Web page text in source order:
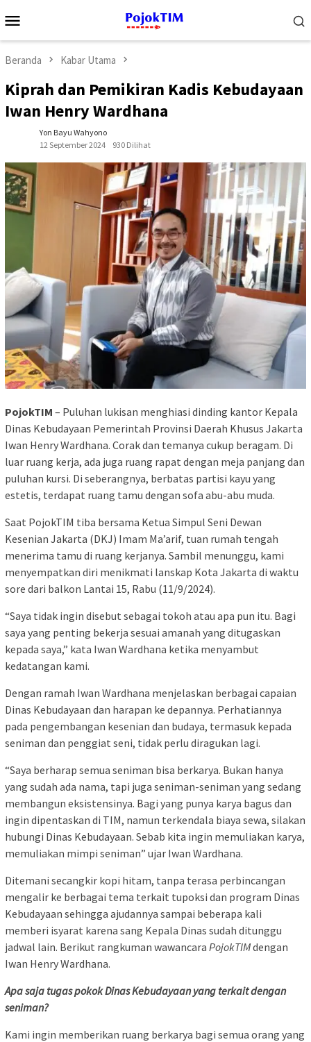
ke
Mobile
Beranda Kabar Utama
Kiprah dan Pemikiran Kadis Kebudayaan
Iwan Henry Wardhana
Yon Bayu Wahyono
12 September 2024
930 Dilihat
PojokTIM – Puluhan lukisan menghiasi dinding kantor Kepala
Dinas Kebudayaan Pemerintah Provinsi Daerah Khusus Jakarta
Iwan Henry Wardhana. Corak dan temanya cukup beragam. Di
luar ruang kerja, ada juga ruang rapat dengan meja panjang dan
puluhan kursi. Di seberangnya, berbatas partisi kayu yang
estetis, terdapat ruang tamu dengan sofa abu-abu muda.
Saat PojokTIM tiba bersama Ketua Simpul Seni Dewan
Kesenian Jakarta (DKJ) Imam Ma’arif, tuan rumah tengah
menerima tamu di ruang kerjanya. Sambil menunggu, kami
menyempatkan diri menikmati lanskap Kota Jakarta di waktu
sore dari balkon Lantai 15, Rabu (11/9/2024).
“Saya tidak ingin disebut sebagai tokoh atau apa pun itu. Bagi
saya yang penting bekerja sesuai amanah yang ditugaskan
kepada saya,” kata Iwan Wardhana ketika menyambut
kedatangan kami.
Dengan ramah Iwan Wardhana menjelaskan berbagai capaian
Dinas Kebudayaan dan harapan ke depannya. Perhatiannya
pada pengembangan kesenian dan budaya, termasuk kepada
seniman dan penggiat seni, tidak perlu diragukan lagi.
“Saya berharap semua seniman bisa berkarya. Bukan hanya
yang sudah ada nama, tapi juga seniman-seniman yang sedang
membangun eksistensinya. Bagi yang punya karya bagus dan
ingin dipentaskan di TIM, namun terkendala biaya sewa, silakan
hubungi Dinas Kebudayaan. Sebab kita ingin memuliakan karya,
memuliakan mimpi seniman” ujar Iwan Wardhana.
Ditemani secangkir kopi hitam, tanpa terasa perbincangan
mengalir ke berbagai tema terkait tupoksi dan program Dinas
Kebudayaan sehingga ajudannya sampai beberapa kali
memberi isyarat karena sang Kepala Dinas sudah ditunggu
jadwal lain. Berikut rangkuman wawancara PojokTIMdengan
Iwan Henry Wardhana.
Apa saja tugas pokok Dinas Kebudayaan yang terkait dengan
seniman?
Kami ingin memberikan ruang berkarya bagi semua orang yang